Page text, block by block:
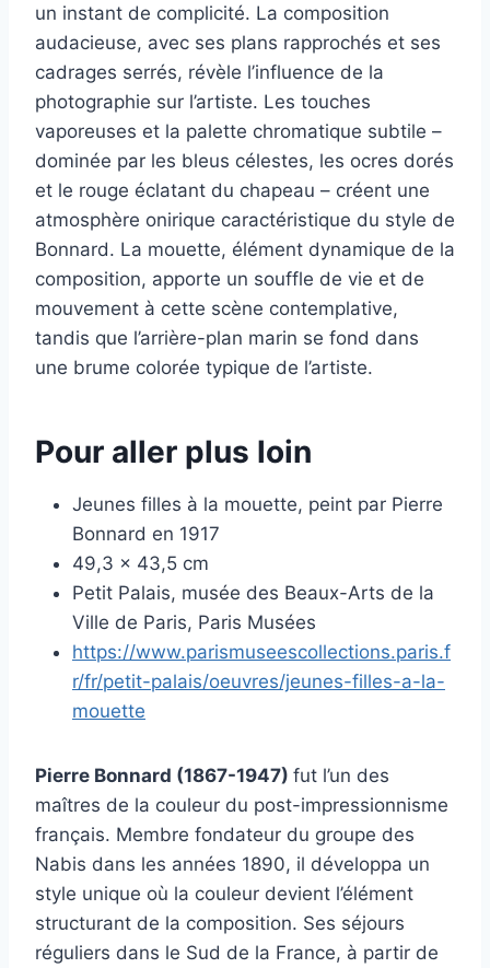
un instant de complicité. La composition
audacieuse, avec ses plans rapprochés et ses
cadrages serrés, révèle l’influence de la
photographie sur l’artiste. Les touches
vaporeuses et la palette chromatique subtile –
dominée par les bleus célestes, les ocres dorés
et le rouge éclatant du chapeau – créent une
atmosphère onirique caractéristique du style de
Bonnard. La mouette, élément dynamique de la
composition, apporte un souffle de vie et de
mouvement à cette scène contemplative,
tandis que l’arrière-plan marin se fond dans
une brume colorée typique de l’artiste.
Pour aller plus loin
Jeunes filles à la mouette, peint par Pierre
Bonnard en 1917
49,3 x 43,5 cm
Petit Palais, musée des Beaux-Arts de la
Ville de Paris, Paris Musées
https://www.parismuseescollections.paris.f
r/fr/petit-palais/oeuvres/jeunes-filles-a-la-
mouette
Pierre Bonnard (1867-1947) fut l’un des
maîtres de la couleur du post-impressionnisme
français. Membre fondateur du groupe des
Nabis dans les années 1890, il développa un
style unique où la couleur devient l’élément
structurant de la composition. Ses séjours
réguliers dans le Sud de la France, à partir de